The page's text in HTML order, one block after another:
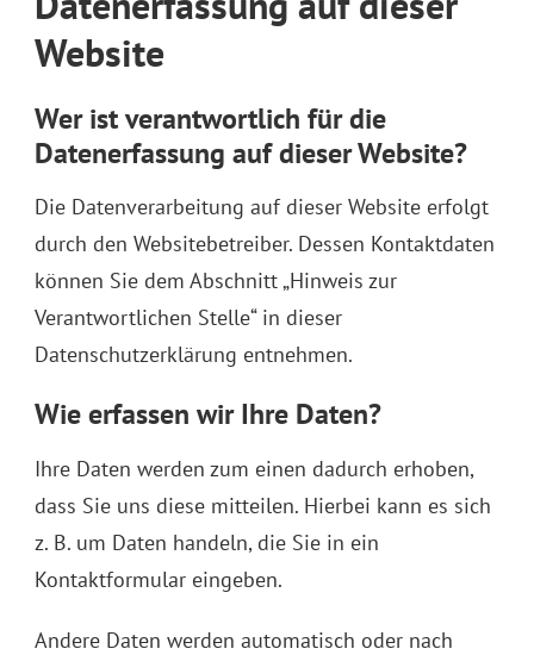
Website
Wer ist verantwortlich für die
Datenerfassung auf dieser Website?
Die Datenverarbeitung auf dieser Website erfolgt
durch den Websitebetreiber. Dessen Kontaktdaten
können Sie dem Abschnitt „Hinweis zur
Verantwortlichen Stelle“ in dieser
Datenschutzerklärung entnehmen.
Wie erfassen wir Ihre Daten?
Ihre Daten werden zum einen dadurch erhoben,
dass Sie uns diese mitteilen. Hierbei kann es sich
z. B. um Daten handeln, die Sie in ein
Kontaktformular eingeben.
Andere Daten werden automatisch oder nach